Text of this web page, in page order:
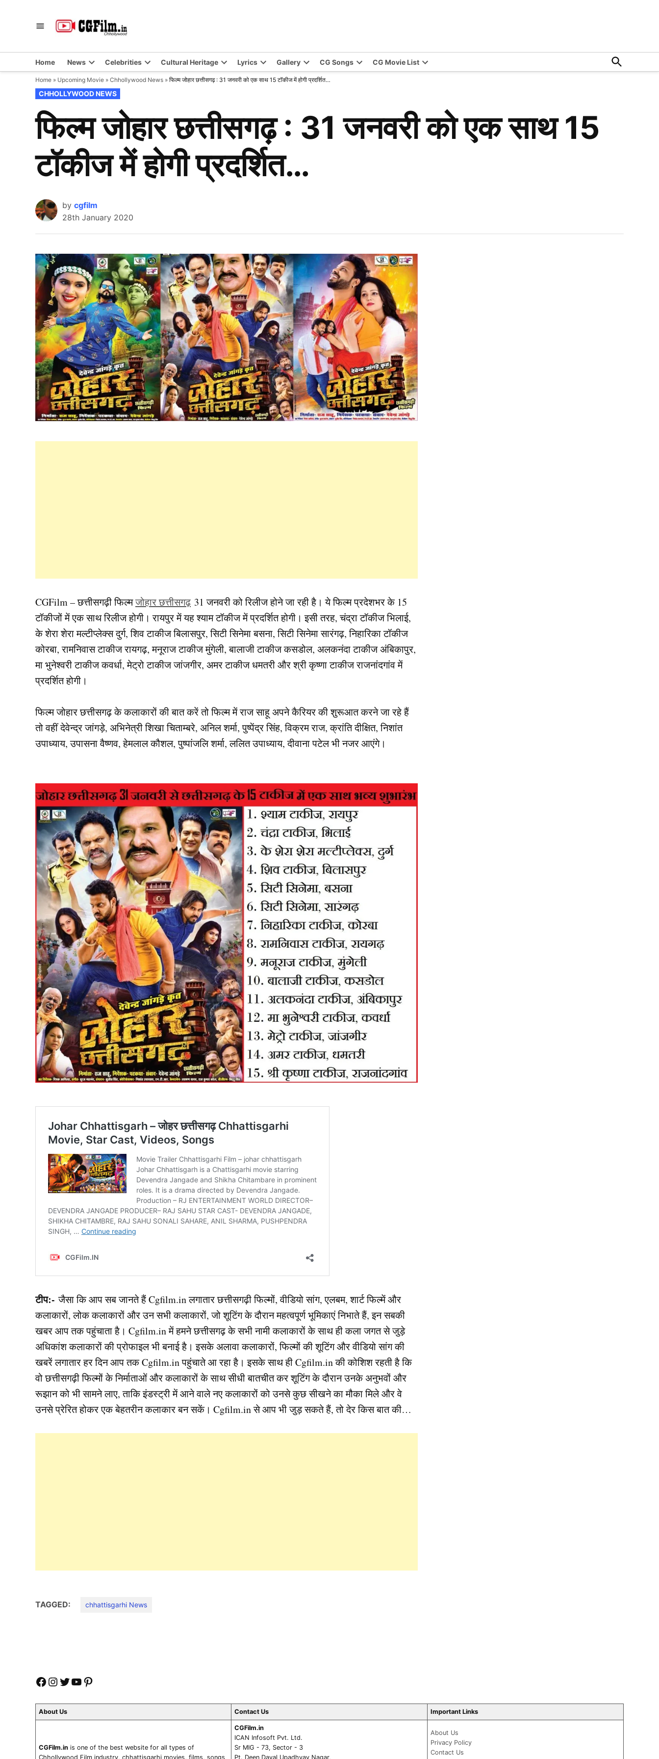
Home News Celebrities Cultural Heritage Lyrics Gallery CG Songs CG Movie List
Open
Search
Home » Upcoming Movie » Chhollywood News » फिल्म जोहार छत्तीसगढ़ : 31 जनवरी को एक साथ 15 टॉकीज में होगी प्रदर्शित…
POSTED
IN
CHHOLLYWOOD NEWS
फिल्म जोहार छत्तीसगढ़ : 31 जनवरी को एक साथ 15
टॉकीज में होगी प्रदर्शित…
by cgfilm
28th January 2020
CGFilm – छत्तीसगढ़ी फिल्मजोहार छत्तीसगढ़ 31 जनवरी को रिलीज होने जा रही है। ये फिल्म प्रदेशभर के 15
टॉकीजों में एक साथ रिलीज होगी। रायपुर में यह श्याम टॉकीज में प्रदर्शित होगी। इसी तरह, चंद्रा टॉकीज भिलाई,
के शेरा शेरा मल्टीप्लेक्स दुर्ग, शिव टाकीज बिलासपुर, सिटी सिनेमा बसना, सिटी सिनेमा सारंगढ़, निहारिका टॉकीज
कोरबा, रामनिवास टाकीज रायगढ़, मनूराज टाकीज मुंगेली, बालाजी टाकीज कसडोल, अलकनंदा टाकीज अंबिकापुर,
मा भुनेश्वरी टाकीज कवर्धा, मेट्रो टाकीज जांजगीर, अमर टाकीज धमतरी और श्री कृष्णा टाकीज राजनांदगांव में
प्रदर्शित होगी।
फिल्म जोहार छत्तीसगढ़ के कलाकारों की बात करें तो फिल्म में राज साहू अपने कैरियर की शुरूआत करने जा रहे हैं
तो वहीं देवेन्द्र जांगड़े, अभिनेत्री शिखा चिताम्बरे, अनिल शर्मा, पुष्पेंद्र सिंह, विक्रम राज, क्रांति दीक्षित, निशांत
उपाध्याय, उपासना वैष्णव, हेमलाल कौशल, पुष्पांजलि शर्मा, ललित उपाध्याय, दीवाना पटेल भी नजर आएंगे।
टीप:- जैसा कि आप सब जानते हैं Cgfilm.in लगातार छत्तीसगढ़ी फिल्मों, वीडियो सांग, एलबम, शार्ट फिल्में और
कलाकारों, लोक कलाकारों और उन सभी कलाकारों, जो शूटिंग के दौरान महत्वपूर्ण भूमिकाएं निभाते हैं, इन सबकी
खबर आप तक पहुंचाता है। Cgfilm.in में हमने छत्तीसगढ़ के सभी नामी कलाकारों के साथ ही कला जगत से जुड़े
अधिकांश कलाकारों की प्रोफाइल भी बनाई है। इसके अलावा कलाकारों, फिल्मों की शूटिंग और वीडियो सांग की
खबरें लगातार हर दिन आप तक Cgfilm.in पहुंचाते आ रहा है। इसके साथ ही Cgfilm.in की कोशिश रहती है कि
वो छत्तीसगढ़ी फिल्मों के निर्माताओं और कलाकारों के साथ सीधी बातचीत कर शूटिंग के दौरान उनके अनुभवों और
रूझान को भी सामने लाए, ताकि इंडस्ट्री में आने वाले नए कलाकारों को उनसे कुछ सीखने का मौका मिले और वे
उनसे प्रेरित होकर एक बेहतरीन कलाकार बन सकें। Cgfilm.in से आप भी जुड़ सकते हैं, तो देर किस बात की…
TAGGED: chhattisgarhi News
Facebook
Instagram
Twitter
YouTube
Pinterest
About Us Contact Us Important Links
CGFilm.in is one of the best website for all types of
Chhollywood Film industry, chhattisgarhi movies, films, songs
CGFilm.in
ICAN Infosoft Pvt. Ltd.
Sr MIG - 73, Sector - 3
Pt. Deen Dayal Upadhyay Nagar,
About Us
Privacy Policy
Contact Us